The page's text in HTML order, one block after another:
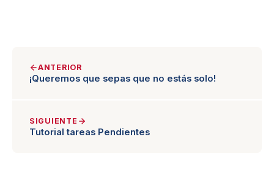
ANTERIOR
¡Queremos que sepas que no estás solo!
SIGUIENTE
Tutorial tareas Pendientes